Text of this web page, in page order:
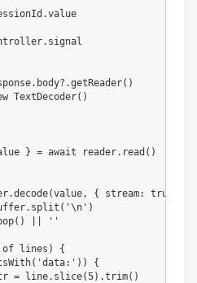
.value
. signal
. body?.getReader( )
TextDecoder( )
} = await reader. read ( )
.decode(value , { stream: true
. split ( '\n' )
( ) ''
of lines )
{
( 'data:' ) )
{
= line. slice(5) .trim( )